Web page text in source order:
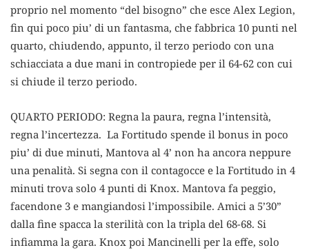
proprio nel momento “del bisogno” che esce Alex Legion,
fin qui poco piu’ di un fantasma, che fabbrica 10 punti nel
quarto, chiudendo, appunto, il terzo periodo con una
schiacciata a due mani in contropiede per il 64-62 con cui
si chiude il terzo periodo.
QUARTO PERIODO: Regna la paura, regna l’intensità,
regna l’incertezza. La Fortitudo spende il bonus in poco
piu’ di due minuti, Mantova al 4’ non ha ancora neppure
una penalità. Si segna con il contagocce e la Fortitudo in 4
minuti trova solo 4 punti di Knox. Mantova fa peggio,
facendone 3 e mangiandosi l’impossibile. Amici a 5’30”
dalla fine spacca la sterilità con la tripla del 68-68. Si
infiamma la gara. Knox poi Mancinelli per la effe, solo